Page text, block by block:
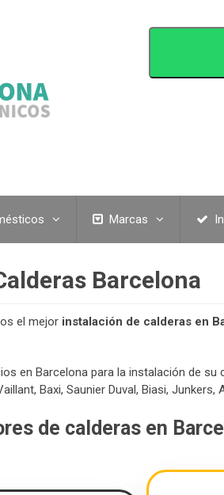
Marcas
Barcelona
el mejor instalación de calderas en
en Barcelona para la instalación de
Baxi, Saunier Duval, Biasi, Junkers,
de calderas en